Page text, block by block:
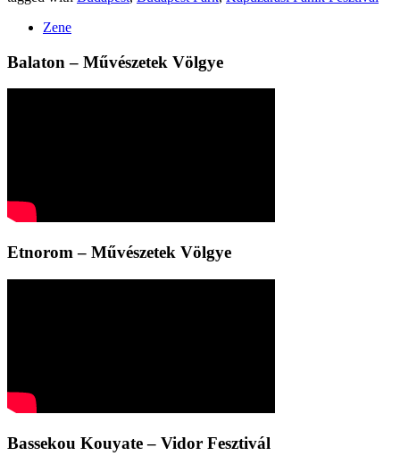
Zene
Balaton – Művészetek Völgye
Etnorom – Művészetek Völgye
Bassekou Kouyate – Vidor Fesztivál